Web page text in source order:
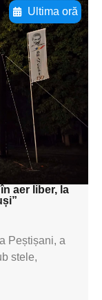
Ultima oră
pentru
aer liber, la
Peștișani, a
stele,